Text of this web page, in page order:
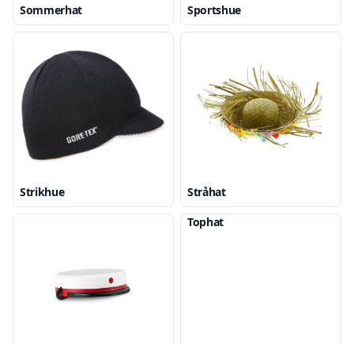
Sommerhat Sportshue
Strikhue Stråhat
Tophat